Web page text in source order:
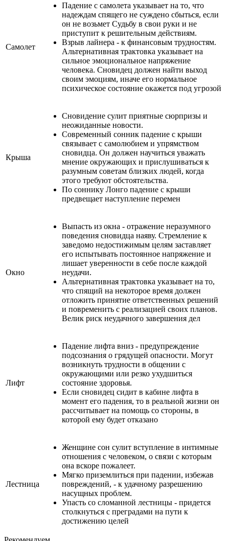
Самолет
Падение с самолета указывает на то, что
надеждам спящего не суждено сбыться, если
он не возьмет Судьбу в свои руки и не
приступит к решительным действиям.
Взрыв лайнера - к финансовым трудностям.
Альтернативная трактовка указывает на
сильное эмоциональное напряжение
человека. Сновидец должен найти выход
своим эмоциям, иначе его нормальное
психическое состояние окажется под угрозой
Крыша
Сновидение сулит приятные сюрпризы и
неожиданные новости.
Современный сонник падение с крыши
связывает с самолюбием и упрямством
сновидца. Он должен научиться уважать
мнение окружающих и прислушиваться к
разумным советам близких людей, когда
этого требуют обстоятельства.
По соннику Лонго падение с крыши
предвещает наступление перемен
Окно
Выпасть из окна - отражение неразумного
поведения сновидца наяву. Стремление к
заведомо недостижимым целям заставляет
его испытывать постоянное напряжение и
лишает уверенности в себе после каждой
неудачи.
Альтернативная трактовка указывает на то,
что спящий на некоторое время должен
отложить принятие ответственных решений
и повременить с реализацией своих планов.
Велик риск неудачного завершения дел
Лифт
Падение лифта вниз - предупреждение
подсознания о грядущей опасности. Могут
возникнуть трудности в общении с
окружающими или резко ухудшиться
состояние здоровья.
Если сновидец сидит в кабине лифта в
момент его падения, то в реальной жизни он
рассчитывает на помощь со стороны, в
которой ему будет отказано
Лестница
Женщине сон сулит вступление в интимные
отношения с человеком, о связи с которым
она вскоре пожалеет.
Мягко приземлиться при падении, избежав
повреждений, - к удачному разрешению
насущных проблем.
Упасть со сломанной лестницы - придется
столкнуться с преградами на пути к
достижению целей